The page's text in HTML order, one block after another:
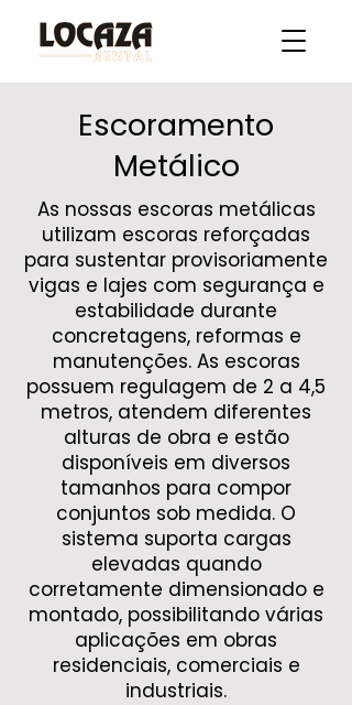
Escoramento
Metálico
As nossas escoras metálicas
utilizam escoras reforçadas
para sustentar provisoriamente
vigas e lajes com segurança e
estabilidade durante
concretagens, reformas e
manutenções. As escoras
possuem regulagem de 2 a 4,5
metros, atendem diferentes
alturas de obra e estão
disponíveis em diversos
tamanhos para compor
conjuntos sob medida. O
sistema suporta cargas
elevadas quando
corretamente dimensionado e
montado, possibilitando várias
aplicações em obras
residenciais, comerciais e
industriais.